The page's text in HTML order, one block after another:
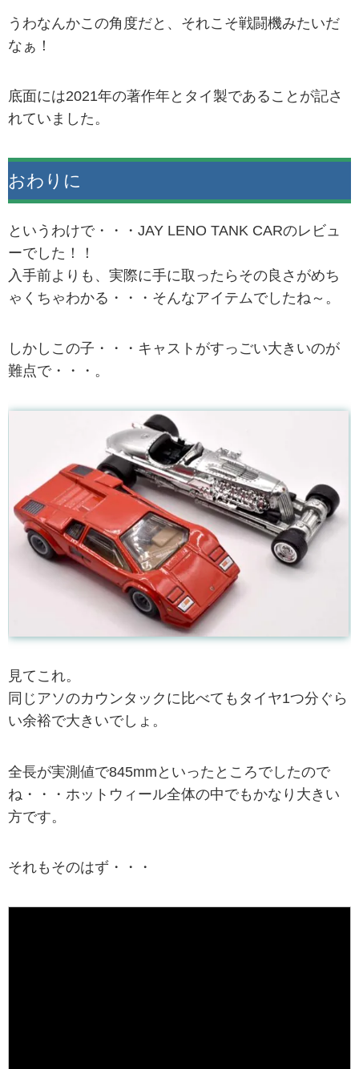
うわなんかこの角度だと、それこそ戦闘機みたいだ
なぁ！
底面には2021年の著作年とタイ製であることが記さ
れていました。
おわりに
というわけで・・・JAY LENO TANK CARのレビュ
ーでした！！
入手前よりも、実際に手に取ったらその良さがめち
ゃくちゃわかる・・・そんなアイテムでしたね～。
しかしこの子・・・キャストがすっごい大きいのが
難点で・・・。
見てこれ。
同じアソのカウンタックに比べてもタイヤ1つ分ぐら
い余裕で大きいでしょ。
全長が実測値で845mmといったところでしたので
ね・・・ホットウィール全体の中でもかなり大きい
方です。
それもそのはず・・・